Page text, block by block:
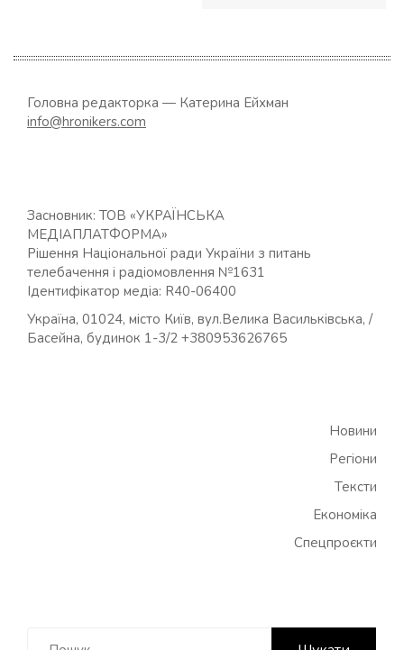
Головна редакторка — Катерина Ейхман
info@hronikers.com
Засновник: ТОВ «УКРАЇНСЬКА
МЕДІАПЛАТФОРМА»
Рішення Національної ради України з питань
телебачення і радіомовлення №1631
Ідентифікатор медіа: R40-06400
Україна, 01024, місто Київ, вул.Велика Васильківська, /
Басейна, будинок 1-3/2 +380953626765
Новини
Регіони
Тексти
Економіка
Спецпроєкти